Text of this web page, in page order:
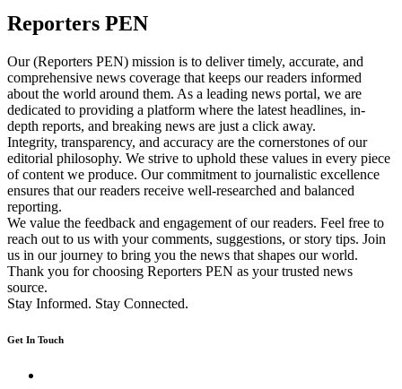
Reporters PEN
Our (Reporters PEN) mission is to deliver timely, accurate, and
comprehensive news coverage that keeps our readers informed
about the world around them. As a leading news portal, we are
dedicated to providing a platform where the latest headlines, in-
depth reports, and breaking news are just a click away.
Integrity, transparency, and accuracy are the cornerstones of our
editorial philosophy. We strive to uphold these values in every piece
of content we produce. Our commitment to journalistic excellence
ensures that our readers receive well-researched and balanced
reporting.
We value the feedback and engagement of our readers. Feel free to
reach out to us with your comments, suggestions, or story tips. Join
us in our journey to bring you the news that shapes our world.
Thank you for choosing Reporters PEN as your trusted news
source.
Stay Informed. Stay Connected.
Get In Touch